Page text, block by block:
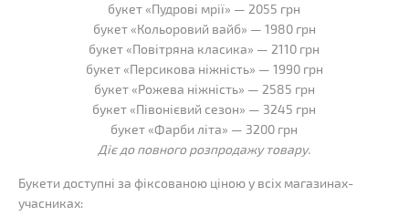
букет «Пудрові мрії» — 2055 грн
букет «Кольоровий вайб» — 1980 грн
букет «Повітряна класика» — 2110 грн
букет «Персикова ніжність» — 1990 грн
букет «Рожева ніжність» — 2585 грн
букет «Півонієвий сезон» — 3245 грн
букет «Фарби літа» — 3200 грн
Діє до повного розпродажу товару.
Букети доступні за фіксованою ціною у всіх магазинах-
учасниках: